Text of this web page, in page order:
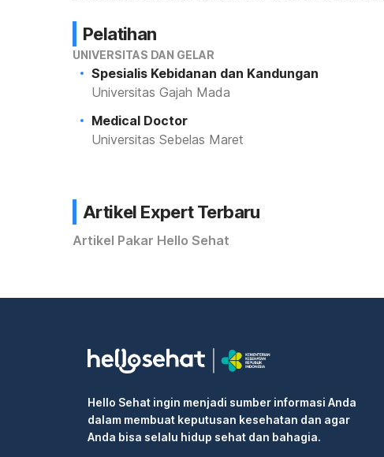
Pelatihan
UNIVERSITAS DAN GELAR
Spesialis Kebidanan dan Kandungan
Universitas Gajah Mada
Medical Doctor
Universitas Sebelas Maret
Artikel Expert Terbaru
Artikel Pakar Hello Sehat
Hello Sehat ingin menjadi sumber informasi Anda
dalam membuat keputusan kesehatan dan agar
Anda bisa selalu hidup sehat dan bahagia.